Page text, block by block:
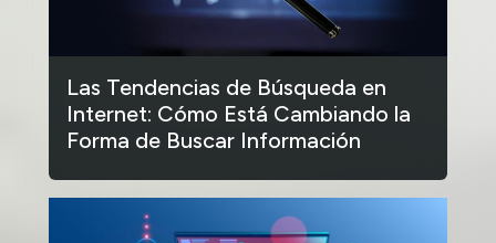
Las Tendencias de Búsqueda en
Internet: Cómo Está Cambiando la
Forma de Buscar Información